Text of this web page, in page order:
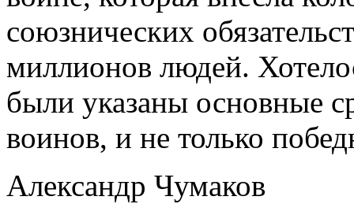
союзнических
миллионов людей.
были указаны основные
воинов, и не только
Александр Чумаков